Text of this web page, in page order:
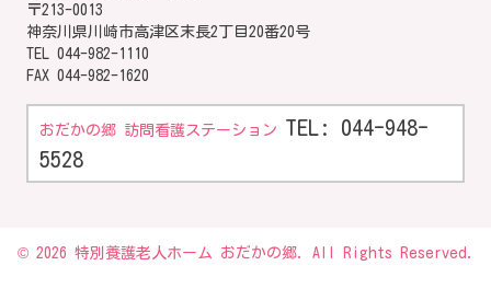
〒213-0013
神奈川県川崎市高津区末長2丁目20番20号
TEL 044-982-1110
FAX 044-982-1620
おだかの郷 訪問看護ステーション TEL: 044-948-
5528
© 2026 特別養護老人ホーム おだかの郷. All Rights Reserved.